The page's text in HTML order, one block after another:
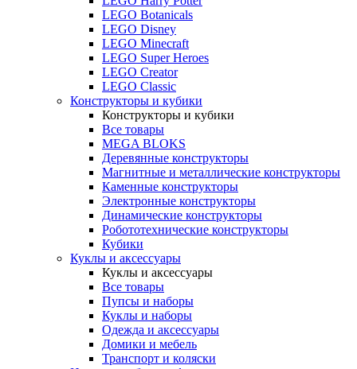
LEGO Botanicals
LEGO Disney
LEGO Minecraft
LEGO Super Heroes
LEGO Creator
LEGO Classic
Конструкторы и кубики
Конструкторы и кубики
Все товары
MEGA BLOKS
Деревянные конструкторы
Магнитные и металлические конструкторы
Каменные конструкторы
Электронные конструкторы
Динамические конструкторы
Робототехнические конструкторы
Кубики
Куклы и аксессуары
Куклы и аксессуары
Все товары
Пупсы и наборы
Куклы и наборы
Одежда и аксессуары
Домики и мебель
Транспорт и коляски